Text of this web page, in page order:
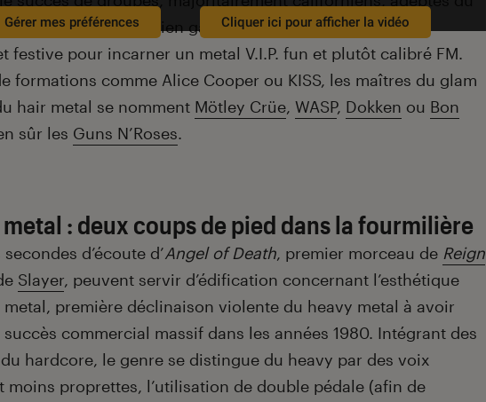
Gérer mes préférences Cliquer ici pour afficher la vidéo
des chevelures bien garnies et jouant sur l’outrance
festive pour incarner un metal V.I.P. fun et plutôt calibré FM.
formations comme Alice Cooper ou KISS, les maîtres du glam
hair metal se nomment Mötley Crüe, WASP, Dokken ou Bon
sûr les Guns N’Roses.
: deux coups de pied dans la fourmilière
d’écoute d’Angel of Death, premier morceau de Reign
Slayer, peuvent servir d’édification concernant l’esthétique
première déclinaison violente du heavy metal à avoir
commercial massif dans les années 1980. Intégrant des
hardcore, le genre se distingue du heavy par des voix
moins proprettes, l’utilisation de double pédale (afin de